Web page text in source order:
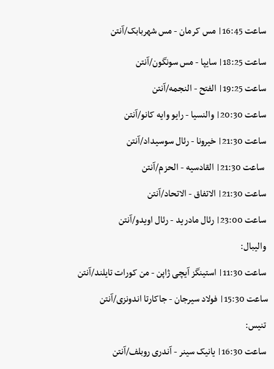
ساعت 16:45| مس کرمان - مس شهربابک/آنتن
ساعت 18:25| سایپا - مس سونگون/آنتن
ساعت 19:25| الفتح - النجمه/آنتن
ساعت 20:30| والنسیا - رایو وایه کانو/آنتن
ساعت 21:30| خیرونا - رئال سوسیداد/آنتن
ساعت 21:30| القادسیه - الحزم/آنتن
ساعت 21:30| الاتفاق - الاتحاد/آنتن
ساعت 23:00| رئال مادرید - رئال اویدو/آنتن
والیبال:
ساعت 11:30| استینگز آیچی ژاپن - من کورات تایلند/آنتن
ساعت 15:30| فولاد سیرجان - جاکارتا اندونزی/آنتن
تنیس:
ساعت 16:30| یانیک سینر - آندری روبلف/آنتن